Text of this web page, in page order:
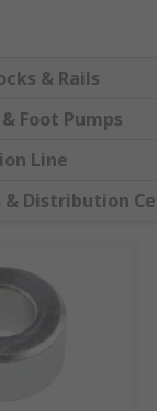
& Rails
Foot Pumps
Line
& Distribution